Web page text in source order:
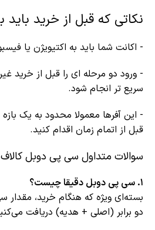
نکاتی که قبل از خرید باید
- اکانت شما باید به اکتیویژن یا
- ورود دو مرحله ای را قبل از خرید
سریع تر انجام شود.
- این آفرها معمولا محدود به یک
قبل از اتمام زمان اقدام کنید.
سوالات متداول سی پی دوبل
۱. سی پی دوبل دقیقا چیست؟
بسته‌ای ویژه که هنگام خرید، مقدار
دو برابر (اصلی + هدیه) دریافت